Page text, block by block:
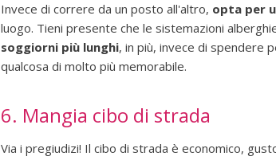
Invece di correre da un posto all'altro, opta per
luogo. Tieni presente che le sistemazioni
soggiorni più lunghi, in più, invece di spendere
qualcosa di molto più memorabile.
6. Mangia cibo di strada
Via i pregiudizi! Il cibo di strada è economico,